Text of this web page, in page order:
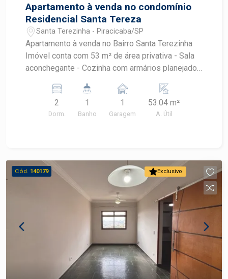
Apartamento à venda no condomínio
Residencial Santa Tereza
Santa Terezinha - Piracicaba/SP
Apartamento à venda no Bairro Santa Terezinha
Imóvel conta com 53 m² de área privativa - Sala
aconchegante - Cozinha com armários planejados
em blindex - Área de serviço - 01 vaga de
garagem Condomínio oferece: -Portaria 24 horas
-Playground Agende sua visita!
2
Dorm.
1
Banho
1
Garagem
53.04 m²
A. Útil
Exclusivo
Cód. 140179